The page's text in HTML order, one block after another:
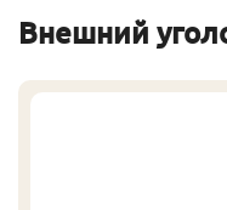
Внешний